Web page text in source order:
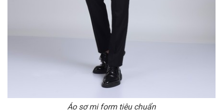
Áo sơ mi form tiêu chuẩn